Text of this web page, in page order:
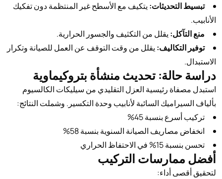
تبسيط التحديثات: يتكيف مع الأسطح غير المنتظمة دون تفكيك
الأنابيب.
منع التآكل: يقلل من التكثيف والجسور الحرارية.
توفير التكاليف: يقلل من وقت التوقف عن العمل للصيانة وتكرار
الاستبدال.
دراسة حالة: تحديث منشأة بتروكيماوية
استبدل مصفاة رئيسية العزل التقليدي من سيليكات الكالسيوم
بألياف السيراميك السائبة لأنابيب وحدة التكسير. وشملت النتائج:
تركيب أسرع بنسبة 45%
انخفاض مصاريف الصيانة السنوية بنسبة 58%
تحسن بنسبة 15% في الاحتفاظ الحراري
أفضل ممارسات التركيب
لتحقيق أقصى أداء: